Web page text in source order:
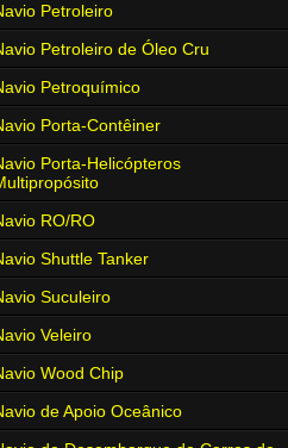
Petroleiro
Petroleiro de Óleo Cru
Petroquímico
Porta-Contêiner
Porta-Helicópteros
RO/RO
Shuttle Tanker
Suculeiro
Veleiro
Wood Chip
de Apoio Oceânico